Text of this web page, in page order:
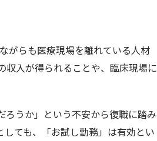
がらも医療現場を離れている人材
収入が得られることや、臨床現場に
うか」という不安から復職に踏み
ても、「お試し勤務」は有効とい